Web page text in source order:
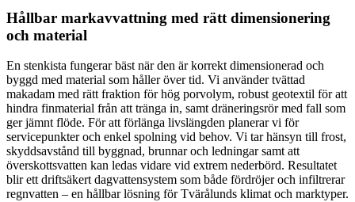
Hållbar markavvattning med rätt dimensionering
och material
En stenkista fungerar bäst när den är korrekt dimensionerad och
byggd med material som håller över tid. Vi använder tvättad
makadam med rätt fraktion för hög porvolym, robust geotextil för att
hindra finmaterial från att tränga in, samt dräneringsrör med fall som
ger jämnt flöde. För att förlänga livslängden planerar vi för
servicepunkter och enkel spolning vid behov. Vi tar hänsyn till frost,
skyddsavstånd till byggnad, brunnar och ledningar samt att
överskottsvatten kan ledas vidare vid extrem nederbörd. Resultatet
blir ett driftsäkert dagvattensystem som både fördröjer och infiltrerar
regnvatten – en hållbar lösning för Tvärålunds klimat och marktyper.